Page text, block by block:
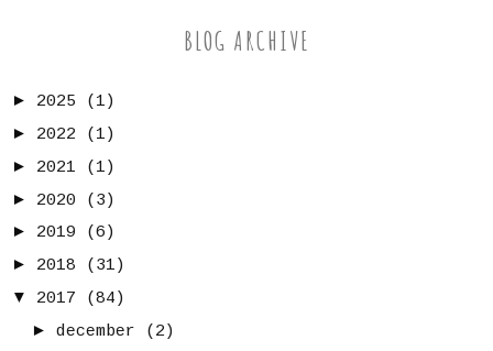
BLOG ARCHIVE
► 2025
(1)
► 2022
(1)
► 2021
(1)
► 2020
(3)
► 2019
(6)
► 2018
(31)
▼
2017
(84)
► december
(2)